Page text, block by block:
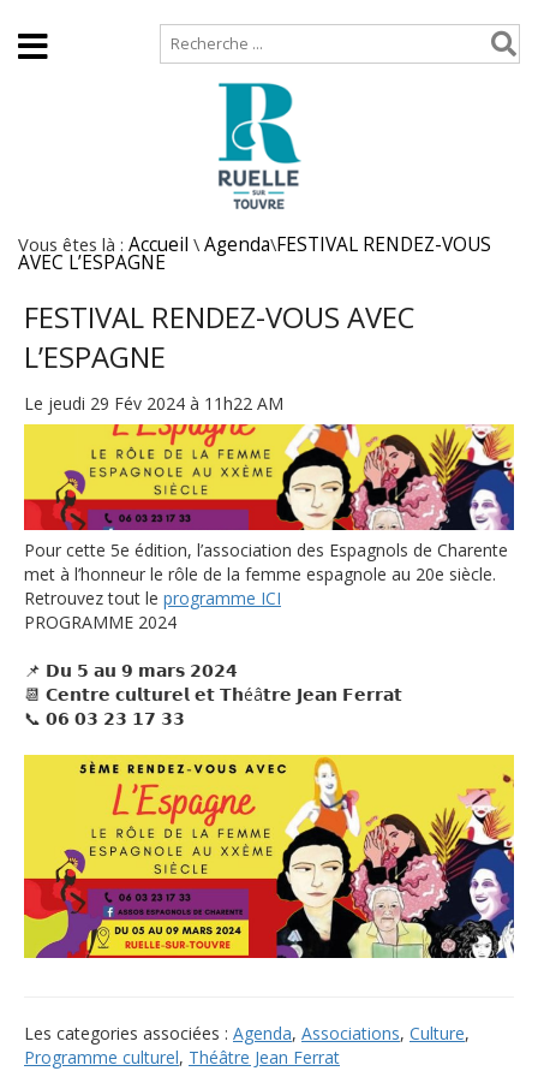
Vous êtes là : Accueil \ Agenda\FESTIVAL RENDEZ-VOUS
AVEC L’ESPAGNE
FESTIVAL RENDEZ-VOUS AVEC
L’ESPAGNE
Le jeudi 29 Fév 2024 à 11h22 AM
Pour cette 5e édition, l’association des Espagnols de Charente
met à l’honneur le rôle de la femme espagnole au 20e siècle.
Retrouvez tout le programme ICI
PROGRAMME 2024
📌 𝗗𝘂 𝟱 𝗮𝘂 𝟵 𝗺𝗮𝗿𝘀 𝟮𝟬𝟮𝟰
📆 𝗖𝗲𝗻𝘁𝗿𝗲 𝗰𝘂𝗹𝘁𝘂𝗿𝗲𝗹 𝗲𝘁 𝗧𝗵éâ𝘁𝗿𝗲 𝗝𝗲𝗮𝗻 𝗙𝗲𝗿𝗿𝗮𝘁
📞 𝟬𝟲 𝟬𝟯 𝟮𝟯 𝟭𝟳 𝟯𝟯
Les categories associées : Agenda, Associations, Culture,
Programme culturel, Théâtre Jean Ferrat